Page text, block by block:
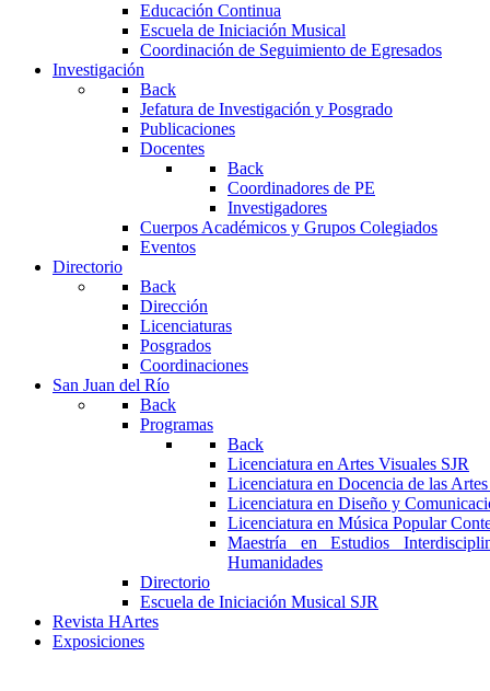
Educación Continua
Escuela de Iniciación Musical
Coordinación de Seguimiento de Egresados
Investigación
Back
Jefatura de Investigación y Posgrado
Publicaciones
Docentes
Back
Coordinadores de PE
Investigadores
Cuerpos Académicos y Grupos Colegiados
Eventos
Directorio
Back
Dirección
Licenciaturas
Posgrados
Coordinaciones
San Juan del Río
Back
Programas
Back
Licenciatura en Artes Visuales SJR
Licenciatura en Docencia de las
Licenciatura en Diseño y
Licenciatura en Música Popular
Maestría en Estudios
Humanidades
Directorio
Escuela de Iniciación Musical SJR
Revista HArtes
Exposiciones